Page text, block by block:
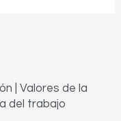
| Valores de la
del trabajo